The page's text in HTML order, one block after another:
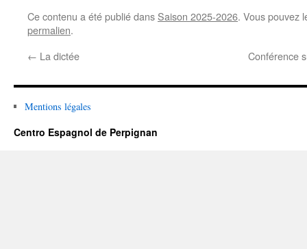
Ce contenu a été publié dans Saison 2025-2026. Vous pouvez
permalien.
← La dictée Conférence
Mentions légales
Centro Espagnol de Perpignan